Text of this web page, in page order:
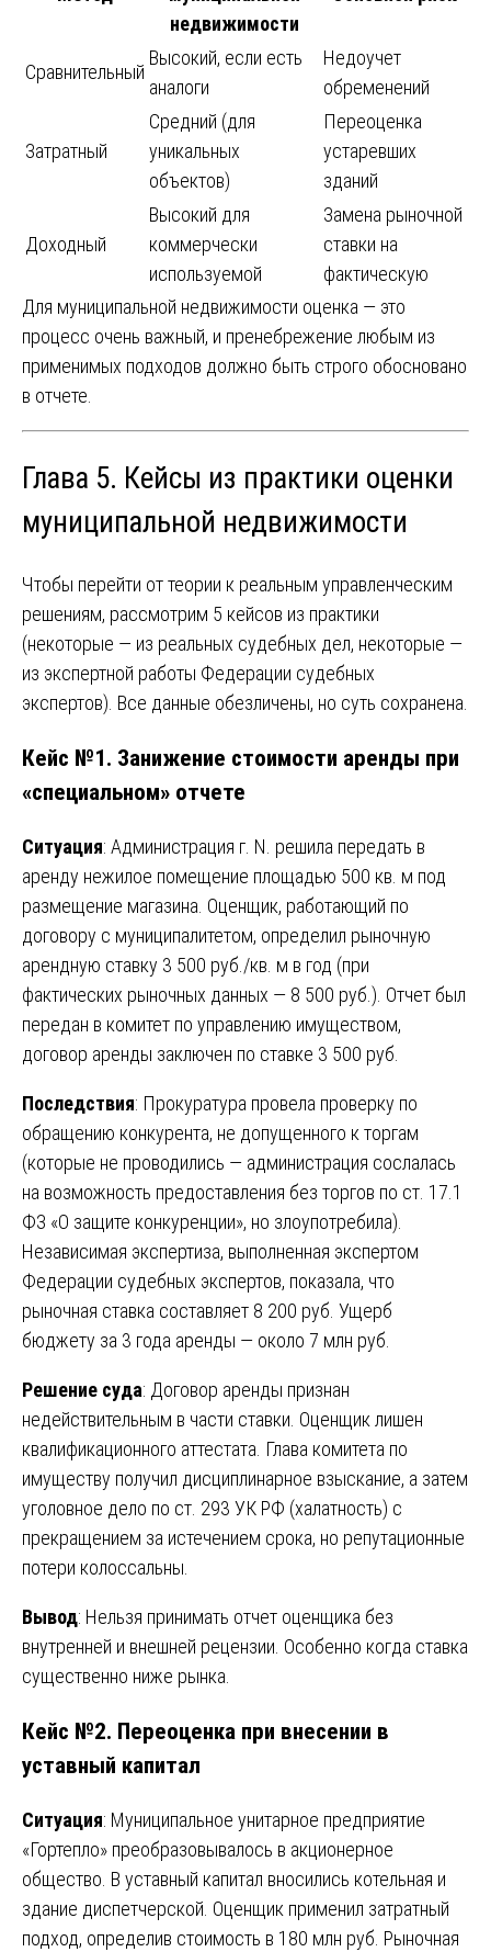
недвижимости
Сравнительный
Высокий, если есть
аналоги
Недоучет
обременений
Затратный
Средний (для
уникальных
объектов)
Переоценка
устаревших
зданий
Доходный
Высокий для
коммерчески
используемой
Замена рыночной
ставки на
фактическую
Для муниципальной недвижимости оценка — это
процесс очень важный, и пренебрежение любым из
применимых подходов должно быть строго обосновано
в отчете.
Глава 5. Кейсы из практики оценки
муниципальной недвижимости
Чтобы перейти от теории к реальным управленческим
решениям, рассмотрим 5 кейсов из практики
(некоторые — из реальных судебных дел, некоторые —
из экспертной работы Федерации судебных
экспертов). Все данные обезличены, но суть сохранена.
Кейс №1. Занижение стоимости аренды при
«специальном» отчете
Ситуация: Администрация г. N. решила передать в
аренду нежилое помещение площадью 500 кв. м под
размещение магазина. Оценщик, работающий по
договору с муниципалитетом, определил рыночную
арендную ставку 3 500 руб./кв. м в год (при
фактических рыночных данных — 8 500 руб.). Отчет был
передан в комитет по управлению имуществом,
договор аренды заключен по ставке 3 500 руб.
Последствия: Прокуратура провела проверку по
обращению конкурента, не допущенного к торгам
(которые не проводились — администрация сослалась
на возможность предоставления без торгов по ст. 17.1
ФЗ «О защите конкуренции», но злоупотребила).
Независимая экспертиза, выполненная экспертом
Федерации судебных экспертов, показала, что
рыночная ставка составляет 8 200 руб. Ущерб
бюджету за 3 года аренды — около 7 млн руб.
Решение суда: Договор аренды признан
недействительным в части ставки. Оценщик лишен
квалификационного аттестата. Глава комитета по
имуществу получил дисциплинарное взыскание, а затем
уголовное дело по ст. 293 УК РФ (халатность) с
прекращением за истечением срока, но репутационные
потери колоссальны.
Вывод: Нельзя принимать отчет оценщика без
внутренней и внешней рецензии. Особенно когда ставка
существенно ниже рынка.
Кейс №2. Переоценка при внесении в
уставный капитал
Ситуация: Муниципальное унитарное предприятие
«Гортепло» преобразовывалось в акционерное
общество. В уставный капитал вносились котельная и
здание диспетчерской. Оценщик применил затратный
подход, определив стоимость в 180 млн руб. Рыночная